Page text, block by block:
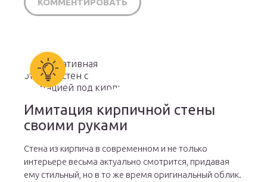
Имитация кирпичной стены
своими руками
Стена из кирпича в современном и не только
интерьере весьма актуально смотрится, придавая
ему стильный, но в то же время оригинальный облик.